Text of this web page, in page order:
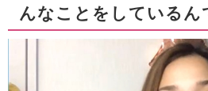
んなことをしているん